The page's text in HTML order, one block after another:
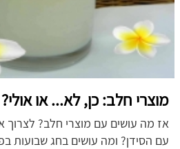
מוצרי חלב: כן, לא... או אולי?
אז מה עושים עם מוצרי חלב? לצרוך
עם הסידן? ומה עושים בחג שבועות